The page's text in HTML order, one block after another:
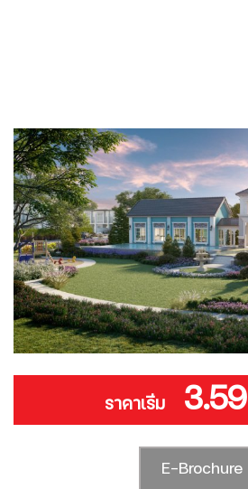
ราคาเริ่ม 3.59
E-Brochure